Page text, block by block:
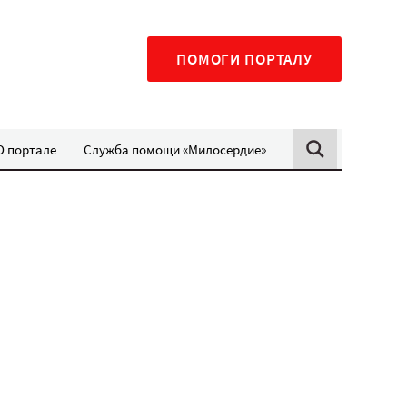
ПОМОГИ ПОРТАЛУ
портале Служба помощи «Милосердие»